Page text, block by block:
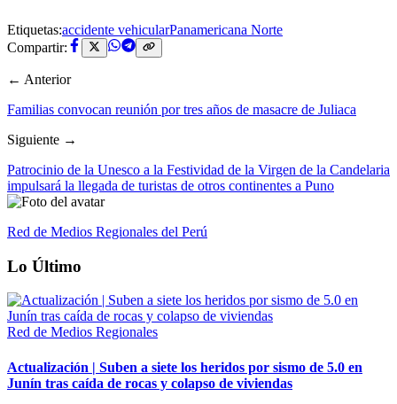
Etiquetas:accidente vehicularPanamericana Norte
Compartir:
← Anterior
Familias convocan reunión por tres años de masacre de Juliaca
Siguiente →
Patrocinio de la Unesco a la Festividad de la Virgen de la Candelaria
impulsará la llegada de turistas de otros continentes a Puno
Red de Medios Regionales del Perú
Lo Último
Red de Medios Regionales
Actualización | Suben a siete los heridos por sismo de 5.0 en
Junín tras caída de rocas y colapso de viviendas